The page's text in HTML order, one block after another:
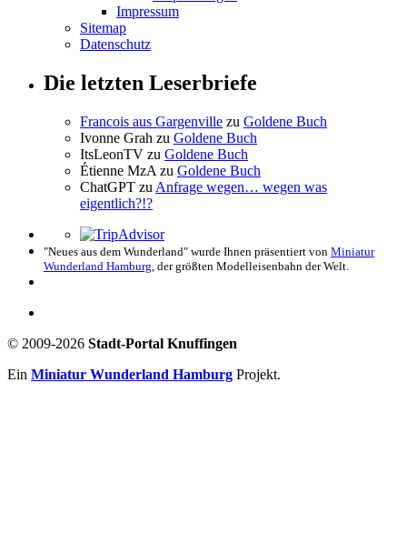
Impressum
Sitemap
Datenschutz
Die letzten Leserbriefe
Francois aus Gargenville zu Goldene Buch
Ivonne Grah zu Goldene Buch
ItsLeonTV zu Goldene Buch
Étienne MzA zu Goldene Buch
ChatGPT zu Anfrage wegen… wegen was
eigentlich?!?
"Neues aus dem Wunderland" wurde Ihnen präsentiert von Miniatur
Wunderland Hamburg , der größten Modelleisenbahn der Welt.
© 2009-2026 Stadt-Portal Knuffingen
Ein Miniatur Wunderland Hamburg Projekt.